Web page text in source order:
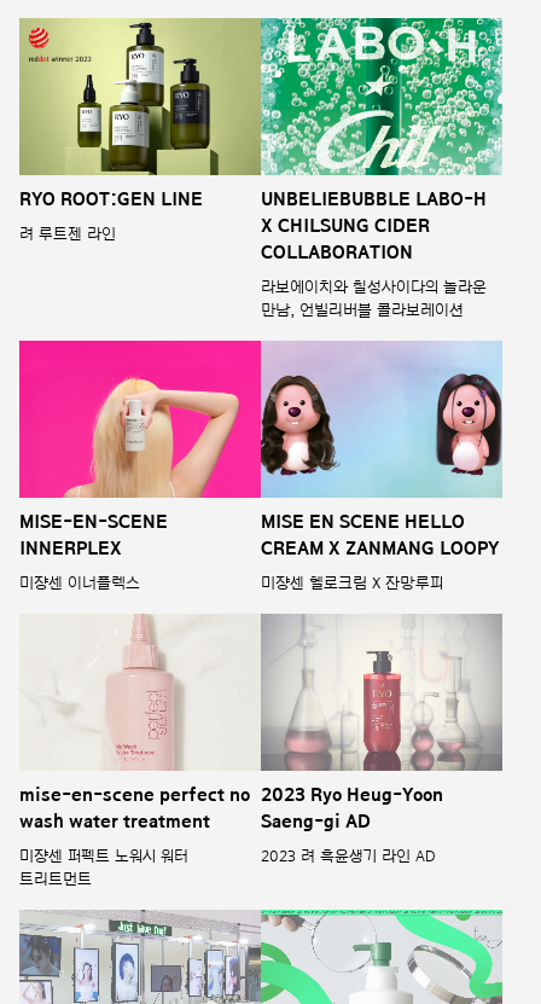
RYO ROOT:GEN LINE
려 루트젠 라인
UNBELIEBUBBLE LABO-H
X CHILSUNG CIDER
COLLABORATION
라보에이치와 칠성사이다의 놀라운
만남, 언빌리버블 콜라보레이션
MISE-EN-SCENE
INNERPLEX
미쟝센 이너플렉스
MISE EN SCENE HELLO
CREAM X ZANMANG LOOPY
미쟝센 헬로크림 X 잔망루피
mise-en-scene perfect no
wash water treatment
미쟝센 퍼펙트 노워시 워터
트리트먼트
2023 Ryo Heug-Yoon
Saeng-gi AD
2023 려 흑윤생기 라인 AD